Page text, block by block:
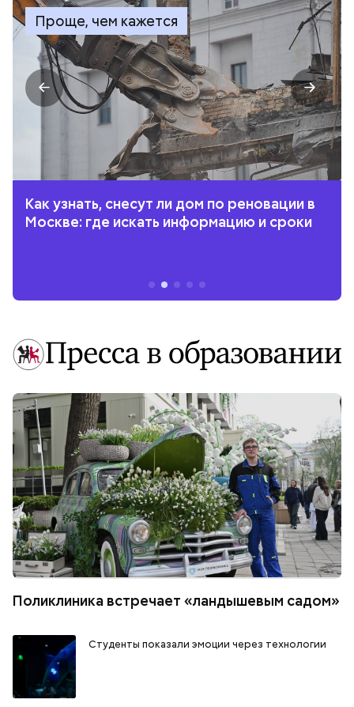
Проще, чем кажется
Как узнать, снесут ли дом по реновации в
Москве: где искать информацию и сроки
Поликлиника встречает «ландышевым садом»
Студенты показали эмоции через технологии